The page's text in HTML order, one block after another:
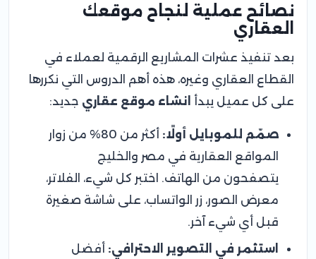
نصائح عملية لنجاح موقعك
العقاري
بعد تنفيذ عشرات المشاريع الرقمية لعملاء في
القطاع العقاري وغيره، هذه أهم الدروس التي نكررها
على كل عميل يبدأ انشاء موقع عقاري جديد:
صمّم للموبايل أولًا:
أكثر من 80% من زوار
المواقع العقارية في مصر والخليج
يتصفحون من الهاتف. اختبر كل شيء، الفلاتر،
معرض الصور، زر الواتساب، على شاشة صغيرة
قبل أي شيء آخر.
استثمر في التصوير الاحترافي: أفضل